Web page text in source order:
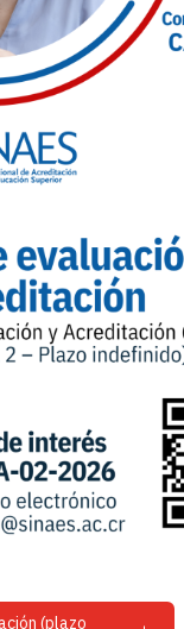
(plazo